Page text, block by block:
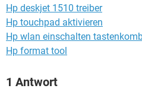
Hp deskjet 1510 treiber
Hp touchpad aktivieren
Hp wlan einschalten
Hp format tool
1 Antwort